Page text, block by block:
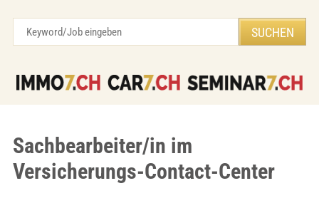
Sachbearbeiter/in im
Versicherungs-Contact-Center